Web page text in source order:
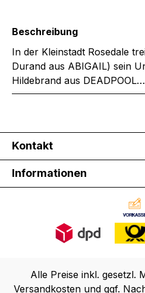
Beschreibung
In der Kleinstadt Rosedale
Durand aus ABIGAIL) sein
Hildebrand aus DEADPOOL…
Kontakt
Informationen
Alle Preise inkl. gesetzl.
Versandkostenund ggf.